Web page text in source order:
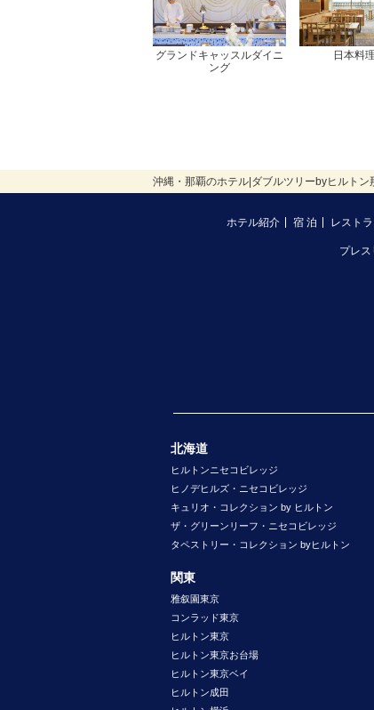
グランドキャッスルダイニ
ング
日本料
沖縄・那覇のホテル|ダブルツリーbyヒルトン
ホテル紹介 宿 泊 レスト
プレス
北海道
ヒルトンニセコビレッジ
ヒノデヒルズ・ニセコビレッジ
キュリオ・コレクション by ヒルトン
ザ・グリーンリーフ・ニセコビレッジ
タペストリー・コレクション byヒルトン
関東
雅叙園東京
コンラッド東京
ヒルトン東京
ヒルトン東京お台場
ヒルトン東京ベイ
ヒルトン成田